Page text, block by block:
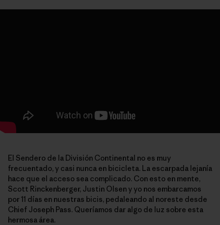
El Sendero de la División Continental no es muy
frecuentado, y casi nunca en bicicleta. La escarpada lejanía
hace que el acceso sea complicado. Con esto en mente,
Scott Rinckenberger, Justin Olsen y yo nos embarcamos
por 11 días en nuestras bicis, pedaleando al noreste desde
Chief Joseph Pass. Queríamos dar algo de luz sobre esta
hermosa área.